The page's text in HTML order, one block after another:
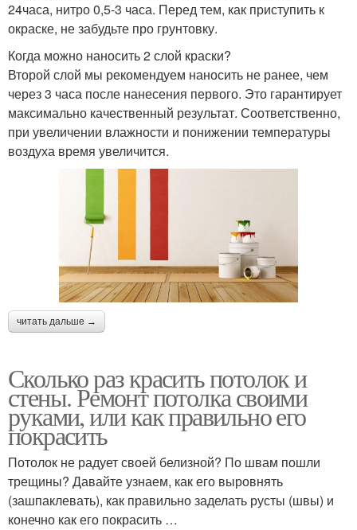
24часа, нитро 0,5-3 часа. Перед тем, как приступить к
окраске, не забудьте про грунтовку.
Когда можно наносить 2 слой краски?
Второй слой мы рекомендуем наносить не ранее, чем
через 3 часа после нанесения первого. Это гарантирует
максимально качественный результат. Соответственно,
при увеличении влажности и понижении температуры
воздуха время увеличится.
читать дальше →
Сколько раз красить потолок и
стены. Ремонт потолка своими
руками, или как правильно его
покрасить
Потолок не радует своей белизной? По швам пошли
трещины? Давайте узнаем, как его выровнять
(зашпаклевать), как правильно заделать русты (швы) и
конечно как его покрасить …